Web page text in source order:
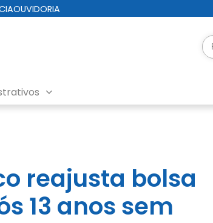
OUVIDORIA
reajusta bolsa
13 anos sem